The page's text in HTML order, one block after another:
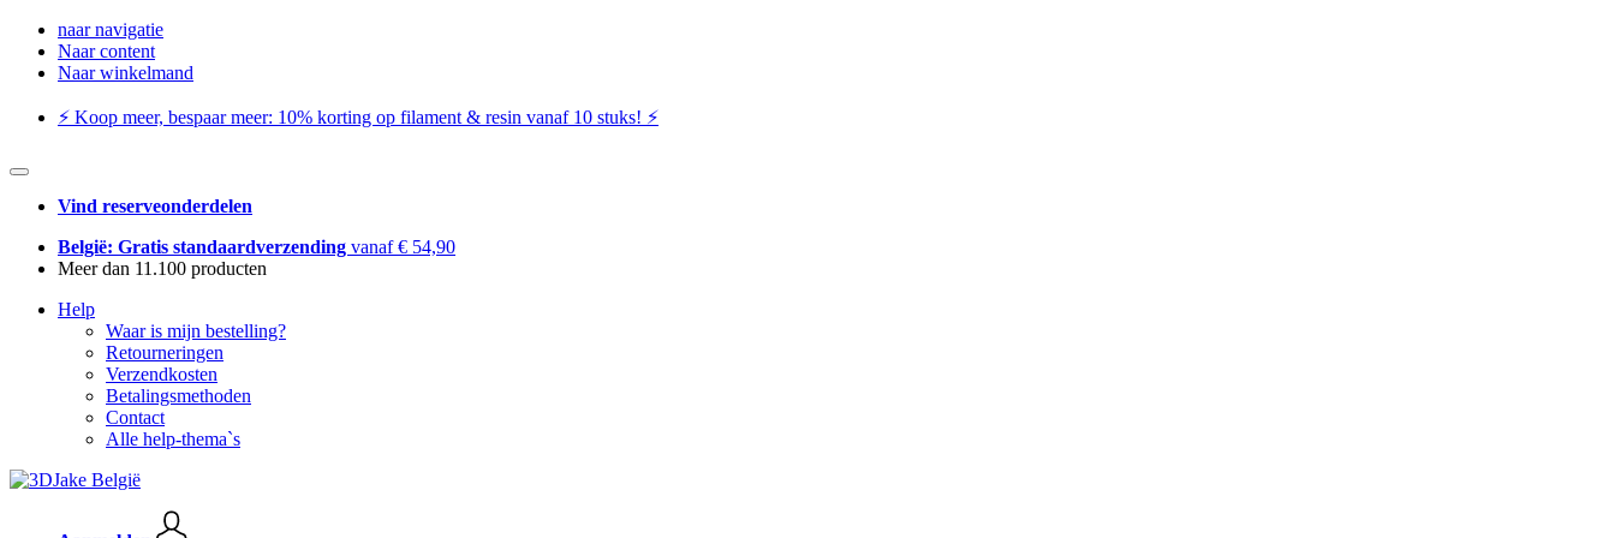
naar navigatie
Naar content
Naar winkelmand
⚡️ Koop meer, bespaar meer: ​​10% korting op filament & resin vanaf 10 stuks! ⚡️
Vind reserveonderdelen
België: Gratis standaardverzending vanaf € 54,90
Meer dan 11.100 producten
Help
Waar is mijn bestelling?
Retourneringen
Verzendkosten
Betalingsmethoden
Contact
Alle help-thema`s